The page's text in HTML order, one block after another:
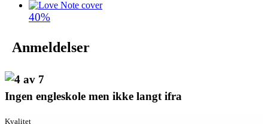
40%
Anmeldelser
Ingen engleskole men ikke langt ifra
Kvalitet